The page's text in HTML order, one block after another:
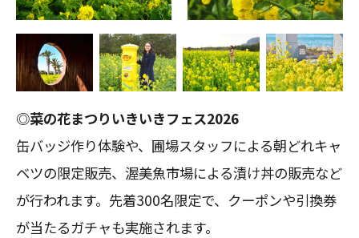
◎菜の花まつりいきいきフェス2026
缶バッジ作り体験や、圃場スタッフによる朝どれキャ
ベツの限定販売、渥美魚市場による漬け丼の販売など
が行われます。先着300名限定で、クーポンや引換券
が当たるガチャも実施されます。